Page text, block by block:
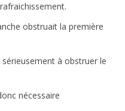
obstruait la première
à obstruer le
nécessaire